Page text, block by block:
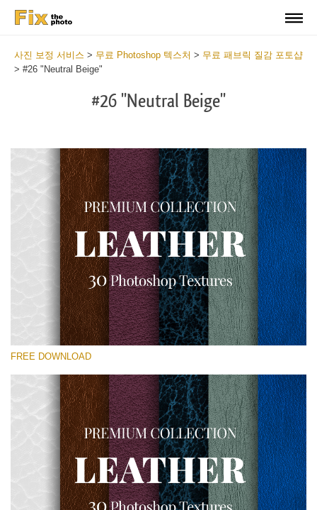
사진 보정 서비스 > 무료 Photoshop 텍스처 > 무료 패브릭 질감 포토샵
> #26 "Neutral Beige"
#26 "Neutral Beige"
선택 해주세요
Small 800*533px
Real Leather
(30 Textures)
Large 6000*4000px
Entire Collection
FREE DOWNLOAD